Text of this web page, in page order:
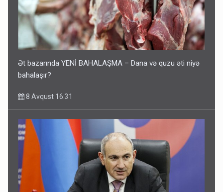
Ət bazarında YENİ BAHALAŞMA – Dana və quzu əti niyə
bahalaşır?
8 Avqust 16:31